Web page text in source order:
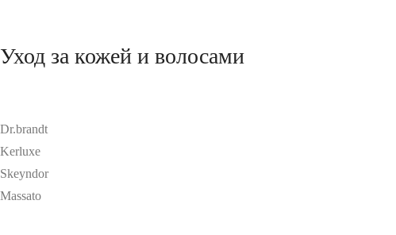
Уход за кожей и волосами
Dr.brandt
Kerluxe
Skeyndor
Massato